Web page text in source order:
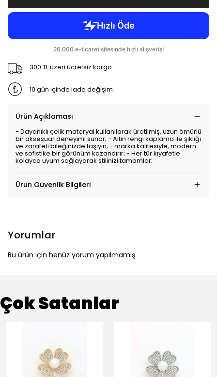
300 TL üzeri ücretsiz kargo
10 gün içinde iade değişim
Ürün Açıklaması
- Dayanıklı çelik materyal kullanılarak üretilmiş, uzun ömürlü
bir aksesuar deneyimi sunar; - Altın rengi kaplama ile şıklığı
ve zarafeti bileğinizde taşıyın; - marka kalitesiyle, modern
ve sofistike bir görünüm kazandırır; - Her tür kıyafetle
kolayca uyum sağlayarak stilinizi tamamlar;
Ürün Güvenlik Bilgileri
Yorumlar
Bu ürün için henüz yorum yapılmamış.
Çok Satanlar